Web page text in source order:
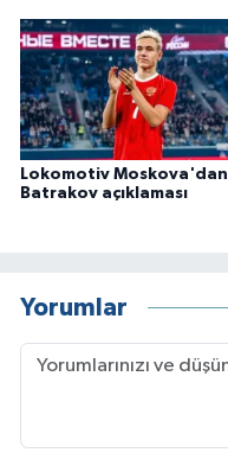
Lokomotiv Moskova'dan
Batrakov açıklaması
Yorumlar